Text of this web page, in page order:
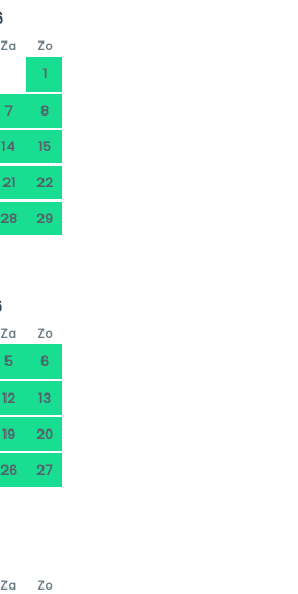
Za Zo
1
7
8
14
15
21
22
28
29
Za Zo
5
6
12
13
19
20
26
27
Za Zo